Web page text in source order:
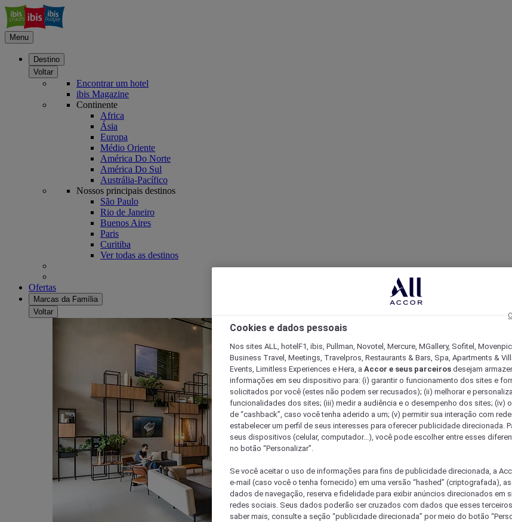
Menu
Destino
Voltar
Encontrar um hotel
ibis Magazine
Continente
Africa
Ásia
Europa
Médio Oriente
América Do Norte
América Do Sul
Austrália-Pacífico
Nossos principais destinos
São Paulo
Rio de Janeiro
Buenos Aires
Paris
Curitiba
Ver todas as destinos
Ofertas
Marcas da Família
Voltar
Cookies e dados pessoais
Nos sites ALL, hotelF1, ibis, Pullman, Novotel, Mercure, MGallery, Sofitel,
Business Travel, Meetings, Travelpros, Restaurants & Bars, Spa, Apartments &
Events, Limitless Experiences e Hera, a Accor e seus parceiros desejam
informações em seu dispositivo para: (i) garantir o funcionamento dos sites e
solicitados por você (estes não podem ser recusados); (ii) melhorar e
funcionalidades dos sites; (iii) medir a audiência e o desempenho dos sites; (iv)
de “cashback”, caso você tenha aderido a um; (v) permitir sua interação com
estabelecer um perfil de seus interesses para oferecer publicidade direcionada.
seus dispositivos (celular, computador...), você pode escolher entre esses
no botão “Personalizar”.
Se você aceitar o uso de informações para fins de publicidade direcionada, a
e-mail (caso você o tenha fornecido) em uma versão “hashed” (criptografada),
dados de navegação, reserva e fidelidade para exibir anúncios direcionados em
redes sociais. Seus dados poderão ser cruzados com dados que esses
saber mais, consulte a seção “publicidade direcionada” por meio do botão